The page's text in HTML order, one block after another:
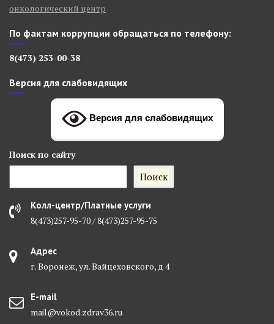
онкологический центр
По фактам коррупции обращаться по телефону:
8(473) 253-00-38
Версия для слабовидящих
Версия для слабовидящих
Поиск по сайту
Поиск
Колл-центр/Платные услуги
8(473)257-95-70 / 8(473)257-95-75
Адрес
г. Воронеж, ул. Вайцеховского, д 4
E-mail
mail@vokod.zdrav36.ru